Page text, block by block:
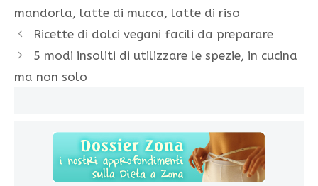
mandorla, latte di mucca, latte di riso
Ricette di dolci vegani facili da preparare
5 modi insoliti di utilizzare le spezie, in cucina
ma non solo